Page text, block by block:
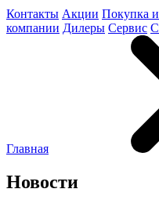
Контакты Акции Покупка
компании Дилеры Сервис
Главная
Новости